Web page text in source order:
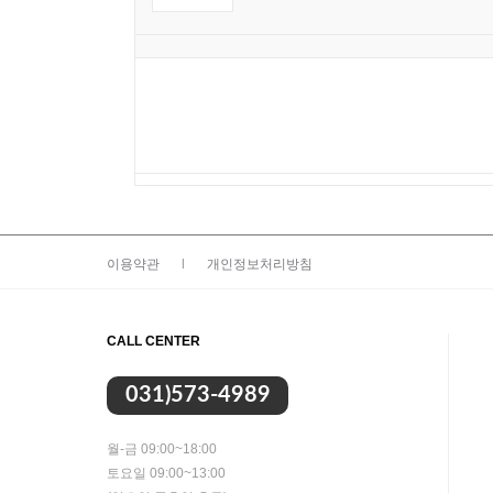
이용약관 | 개인정보처리방침
CALL CENTER
031)573-4989
월-금 09:00~18:00
토요일 09:00~13:00